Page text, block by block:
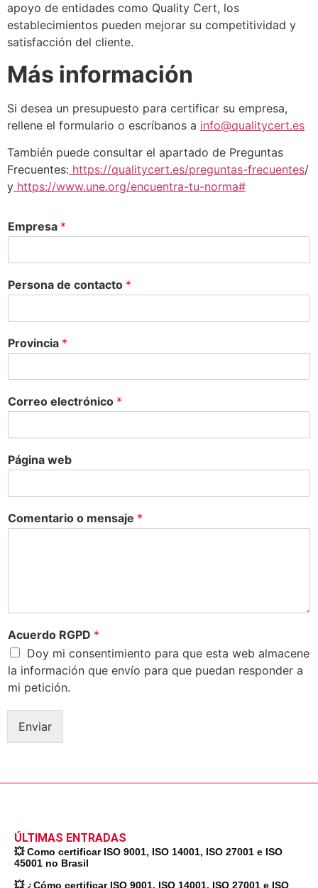
apoyo de entidades como Quality Cert, los
establecimientos pueden mejorar su competitividad y
satisfacción del cliente.
Más información
Si desea un presupuesto para certificar su empresa,
rellene el formulario o escríbanos a info@qualitycert.es
También puede consultar el apartado de Preguntas
Frecuentes: https://qualitycert.es/preguntas-frecuentes/
y https://www.une.org/encuentra-tu-norma#
Empresa *
Persona de contacto *
Provincia *
Correo electrónico *
Página web
Comentario o mensaje *
Acuerdo RGPD *
Doy mi consentimiento para que esta web almacene
la información que envío para que puedan responder a
mi petición.
Enviar
ÚLTIMAS ENTRADAS
💥 Como certificar ISO 9001, ISO 14001, ISO 27001 e ISO
45001 no Brasil
💥 ¿Cómo certificar ISO 9001, ISO 14001, ISO 27001 e ISO